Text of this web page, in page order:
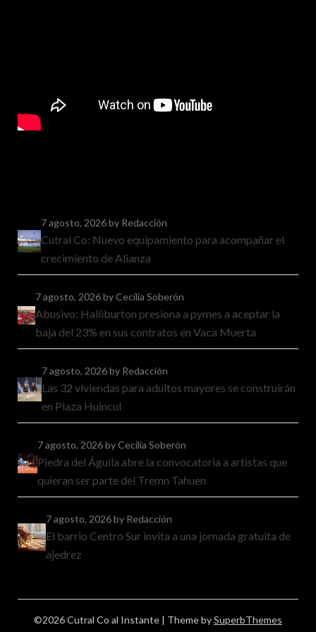
7 agosto, 2026by Redacción
Cutral Co: Nuevo equipamiento para acompañar el
crecimiento de Alianza
7 agosto, 2026by Cecilia Soberón
Abusivo: Halliburton presiona a pymes a aceptar la
baja del 23% en sus contratos en Vaca Muerta
7 agosto, 2026by Redacción
Las 32 viviendas para adultos mayores se construirán
en Plaza Huincul
7 agosto, 2026by Cecilia Soberón
Piedra del Águila abre la convocatoria a artistas que
quieran ser parte del Tremn Tahuen
7 agosto, 2026by Redacción
El barrio Centro Sur invita a una jornada gratuita de
ajedrez
©2026 Cutral Co al Instante | Theme bySuperbThemes